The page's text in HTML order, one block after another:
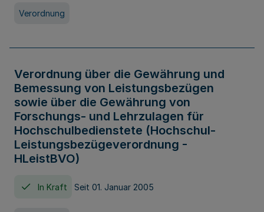
Verordnung
Verordnung über die Gewährung und
Bemessung von Leistungsbezügen
sowie über die Gewährung von
Forschungs- und Lehrzulagen für
Hochschulbedienstete (Hochschul-
Leistungsbezügeverordnung -
HLeistBVO)
In Kraft Seit 01. Januar 2005